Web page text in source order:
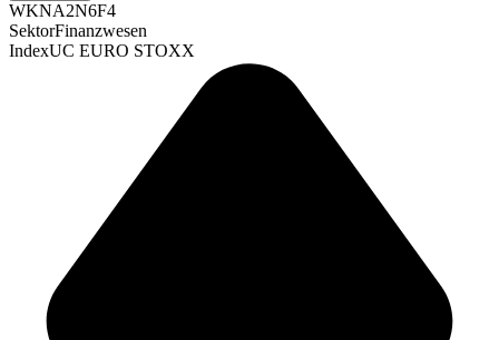
WKNA2N6F4
SektorFinanzwesen
IndexUC EURO STOXX